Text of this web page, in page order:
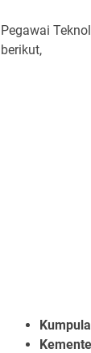
Pegawai
berikut,